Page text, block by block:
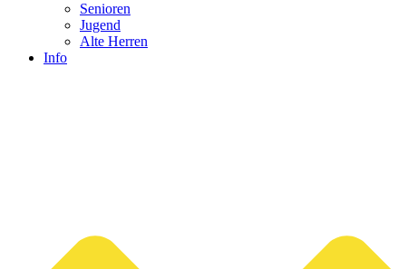
Senioren
Jugend
Alte Herren
Info